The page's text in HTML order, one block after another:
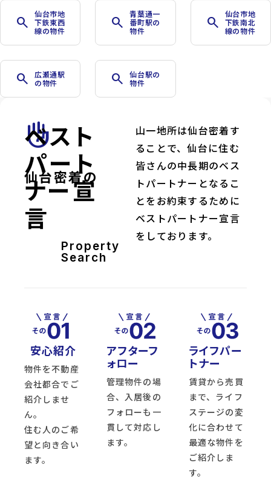
search
仙台市地
下鉄東西
線の物件
search
青葉通一
番町駅の
物件
search
仙台市地
下鉄南北
線の物件
search
広瀬通駅
の物件
search
仙台駅の
物件
front_hand
仙台密着の
ベスト
パート
ナー宣
言
Property
Search
山一地所は仙台密着す
ることで、仙台に住む
皆さんの中長期のベス
トパートナーとなるこ
とをお約束するために
ベストパートナー宣言
をしております。
安心紹介
物件を不動産
会社都合でご
紹介しませ
ん。
住む人のご希
望と向き合い
ます。
アフターフ
ォロー
管理物件の場
合、入居後の
フォローも一
貫して対応し
ます。
ライフパー
トナー
賃貸から売買
まで、ライフ
ステージの変
化に合わせて
最適な物件を
ご紹介しま
す。